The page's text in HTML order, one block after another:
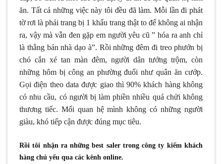
ăn. Tất cả những việc này tôi đều đã làm. Mỗi lần đi phát
tờ rơi là phải trang bị 1 khẩu trang thật to để không ai nhận
ra, vậy mà vẫn đen gặp em người yêu cũ ” hóa ra anh chỉ
là thằng bán nhà dạo à”. Rồi những đêm đi treo phướn bị
chó cắn xé tan màn đêm, người dân tưởng trộm, còn
những hôm bị công an phường đuổi như quân ăn cướp.
Gọi điện theo data được giao thì 90% khách hàng không
có nhu cầu, có người bị làm phiền nhiều quá chửi không
thương tiếc. Mối quan hệ mình không có những người
giàu, khó tiếp cận được đúng mục tiêu.
Rồi tôi nhận ra những best saler trong công ty kiếm khách
hàng chủ yếu qua các kênh online.